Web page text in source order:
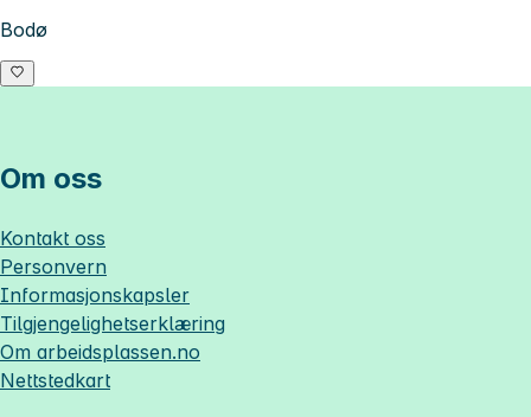
Bodø
Om oss
Kontakt oss
Personvern
Informasjonskapsler
Tilgjengelighetserklæring
Om arbeidsplassen.no
Nettstedkart